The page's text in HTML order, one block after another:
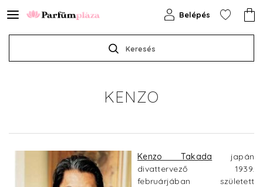
Keresés
Belépés
KENZO
Kenzo Takada japán
divattervező 1939.
februárjában született